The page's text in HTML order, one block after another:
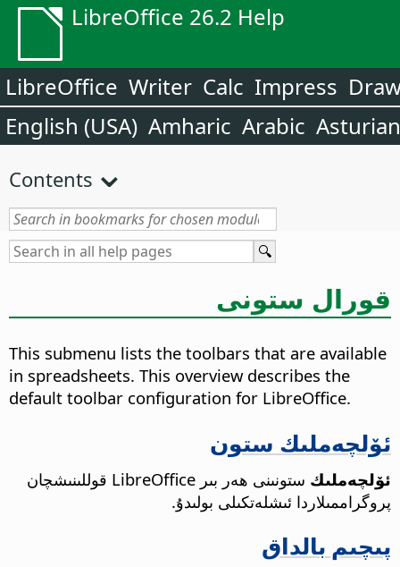
LibreOffice 26.2 Help
LibreOffice Writer Calc Impress
English (USA) Amharic Arabic Asturian
Contents
قورال ستونى
This submenu lists the toolbars that are available
in spreadsheets. This overview describes the
default toolbar configuration for LibreOffice.
ئۆلچەملىك ستون
ئۆلچەملىك
ستونىنى ھەر بىر LibreOffice قوللىنىشچان
پروگراممىلاردا ئىشلەتكىلى بولىدۇ.
پىچىم بالداق